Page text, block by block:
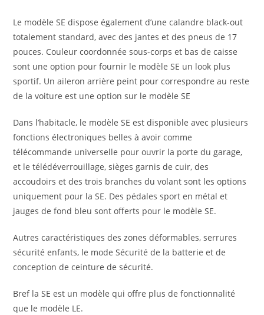
Le modèle SE dispose également d’une calandre black-out
totalement standard, avec des jantes et des pneus de 17
pouces. Couleur coordonnée sous-corps et bas de caisse
sont une option pour fournir le modèle SE un look plus
sportif. Un aileron arrière peint pour correspondre au reste
de la voiture est une option sur le modèle SE
Dans l’habitacle, le modèle SE est disponible avec plusieurs
fonctions électroniques belles à avoir comme
télécommande universelle pour ouvrir la porte du garage,
et le télédéverrouillage, sièges garnis de cuir, des
accoudoirs et des trois branches du volant sont les options
uniquement pour la SE. Des pédales sport en métal et
jauges de fond bleu sont offerts pour le modèle SE.
Autres caractéristiques des zones déformables, serrures
sécurité enfants, le mode Sécurité de la batterie et de
conception de ceinture de sécurité.
Bref la SE est un modèle qui offre plus de fonctionnalité
que le modèle LE.